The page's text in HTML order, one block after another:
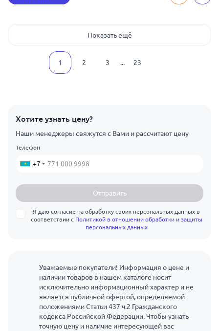
Показать ещё
1 2 3 ... 23
Хотите узнать цену?
Наши менеджеры свяжутся с Вами и рассчитают цену
Телефон
+7
Отправить
Я даю согласие на обработку своих персональных данных в
соответствии с Политикой в отношении обработки и защиты
персональных данных
Уважаемые покупатели! Информация о цене и
наличии товаров в нашем каталоге носит
исключительно информационный характер и не
является публичной офертой, определяемой
положениями Статьи 437 ч.2 Гражданского
кодекса Российской Федерации. Чтобы узнать
точную цену и наличие интересующей вас